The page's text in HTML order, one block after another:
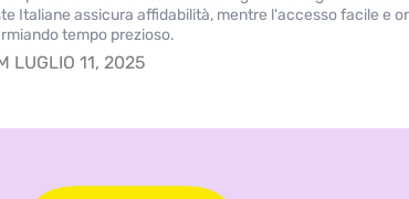
Italiane assicura affidabilità, mentre l'accesso facile e
tempo prezioso.
LUGLIO 11, 2025